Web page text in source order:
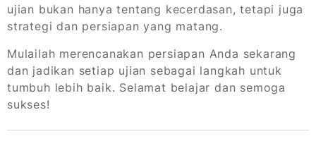
ujian bukan hanya tentang kecerdasan, tetapi juga
strategi dan persiapan yang matang.
Mulailah merencanakan persiapan Anda sekarang
dan jadikan setiap ujian sebagai langkah untuk
tumbuh lebih baik. Selamat belajar dan semoga
sukses!